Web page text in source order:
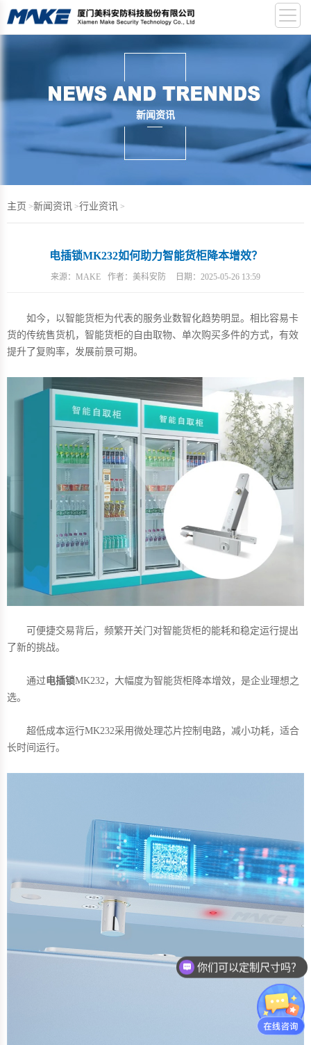
新闻资讯
主页 >新闻资讯 >行业资讯 >
电插锁MK232如何助力智能货柜降本增效？
来源： MAKE 作者： 美科安防 日期： 2025-05-26 13:59
如今，以智能货柜为代表的服务业数智化趋势明显。相比容易卡
货的传统售货机，智能货柜的自由取物、单次购买多件的方式，有效
提升了复购率，发展前景可期。
可便捷交易背后，频繁开关门对智能货柜的能耗和稳定运行提出
了新的挑战。
通过 电插锁MK232，大幅度为智能货柜降本增效，是企业理想之
选。
超低成本运行MK232采用微处理芯片控制电路，减小功耗，适合
长时间运行。
你们可以定制尺寸吗？